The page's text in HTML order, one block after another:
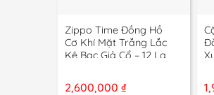
Zippo Time Đồng Hồ
Cơ Khí Mặt Trắng Lắc
Kê Bạc Giả Cổ – 12 La
2,600,000 ₫